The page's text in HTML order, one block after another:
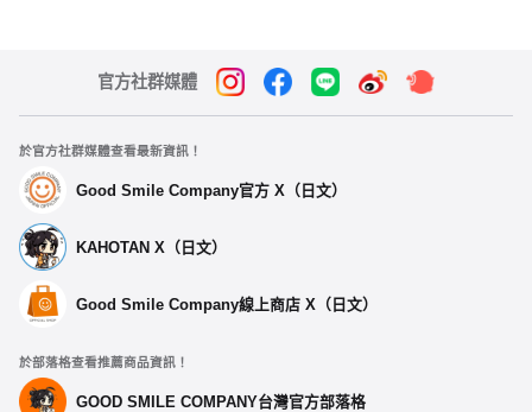
官方社群媒體
於官方社群媒體查看最新資訊！
Good Smile Company官方 X（日文）
KAHOTAN X（日文）
Good Smile Company線上商店 X（日文）
於部落格查看推薦商品資訊！
GOOD SMILE COMPANY台灣官方部落格